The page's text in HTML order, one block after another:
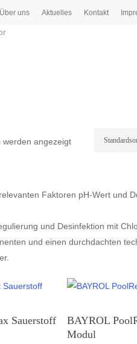
Über uns Aktuelles Kontakt
werden angezeigt
Faktoren pH-Wert und
und Desinfektion mit
und einen durchdachten
Sauerstoff
BAYROL
Modul